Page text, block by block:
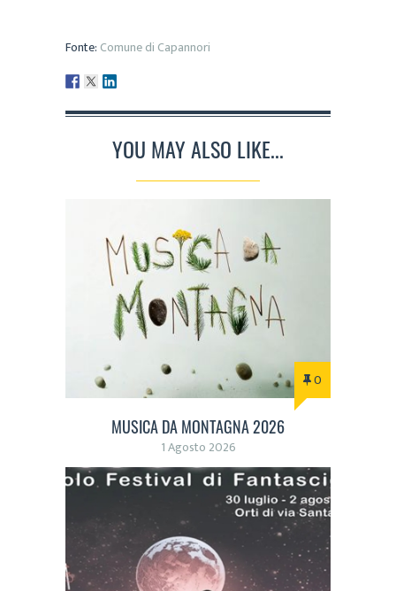
Fonte: Comune di Capannori
YOU MAY ALSO LIKE...
0
MUSICA DA MONTAGNA 2026
1 Agosto 2026